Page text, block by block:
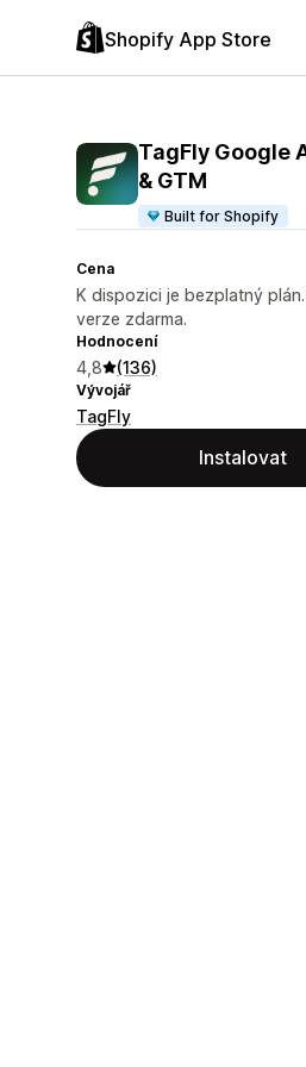
Shopify App Store
TagFly Google
& GTM
Built for Shopify
Cena
K dispozici je bezplatný
verze zdarma.
Hodnocení
4,8 (136)
Vývojář
TagFly
Instalovat